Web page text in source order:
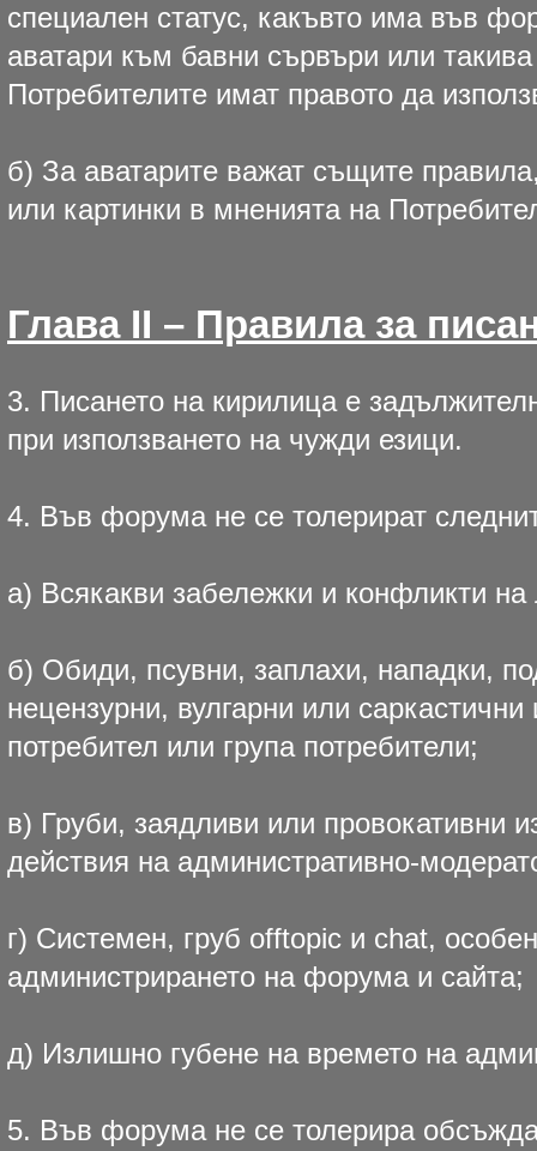
специален статус, какъвто има във
аватари към бавни сървъри или
Потребителите имат правото да
б) За аватарите важат същите
или картинки в мненията на
Глава II – Правила за
3. Писането на кирилица е
при използването на чужди езици.
4. Във форума не се толерират
а) Всякакви забележки и конфликти
б) Обиди, псувни, заплахи, нападки,
нецензурни, вулгарни или
потребител или група потребители;
в) Груби, заядливи или провокативни
действия на административно-
г) Системен, груб offtopic и chat,
администрирането на форума и сайта;
д) Излишно губене на времето на
5. Във форума не се толерира